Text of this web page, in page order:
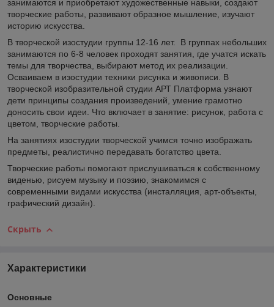
занимаются и приобретают художественные навыки, создают
творческие работы, развивают образное мышление, изучают
историю искусства.
В творческой изостудии группы 12-16 лет. В группах небольших
занимаются по 6-8 человек проходят занятия, где учатся искать
темы для творчества, выбирают метод их реализации.
Осваиваем в изостудии техники рисунка и живописи. В
творческой изобразительной студии АРТ Платформа узнают
дети принципы создания произведений, умение грамотно
доносить свои идеи. Что включает в занятие: рисунок, работа с
цветом, творческие работы.
На занятиях изостудии творческой учимся точно изображать
предметы, реалистично передавать богатство цвета.
Творческие работы помогают прислушиваться к собственному
виденью, рисуем музыку и поэзию, знакомимся с
современными видами искусства (инсталляция, арт-объекты,
графический дизайн).
Скрыть
Характеристики
Основные